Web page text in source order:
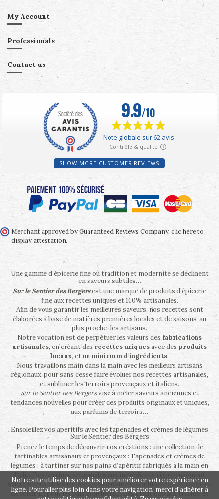
My Account
Professionals
Contact us
SHOW MORE CUSTOMER REVIEWS
Merchant approved by Guaranteed Reviews Company, clic here to
display attestation.
Une gamme d’épicerie fine où tradition et modernité se déclinent
en saveurs subtiles…
Sur le Sentier des Bergersest une marque de produits d’épicerie
fine aux recettes uniques et 100% artisanales.
Afin de vous garantir les meilleures saveurs, nos recettes sont
élaborées à base de matières premières locales et de saisons, au
plus proche des artisans.
Notre vocation est de perpétuer les valeurs des fabrications
artisanales, en créant des recettes uniquesavec des produits
locaux, et un minimum d'ingrédients.
Nous travaillons main dans la main avec les meilleurs artisans
régionaux, pour sans cesse faire évoluer nos recettes artisanales,
et sublimer les terroirs provençaux et italiens.
Sur le Sentier des Bergersvise à mêler saveurs anciennes et
tendances nouvelles pour créer des produits originaux et uniques,
aux parfums de terroirs…
Ensoleillez vos apéritifs avec les tapenades et crèmes de légumes
Sur le Sentier des Bergers
Prenez le temps de découvrir nos créations : une collection de
tartinables artisanaux et provençaux : Tapenades et crèmes de
légumes ; à tartiner sur nos pains d’apéritif fabriqués à la main en
sélectionnés, des sauces et pesto italiens, traditionnels et remplies
de soleil. Et pour les plus gourmets… Des créations aux truffes, et
Notre site utilise des cookies pour améliorer votre expérience en
ligne. Pour aller plus loin dans votre navigation, merci d'adhérer à